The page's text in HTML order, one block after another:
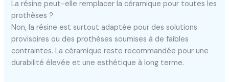
La résine peut-elle remplacer la céramique pour toutes les
prothèses ?
Non, la résine est surtout adaptée pour des solutions
provisoires ou des prothèses soumises à de faibles
contraintes. La céramique reste recommandée pour une
durabilité élevée et une esthétique à long terme.